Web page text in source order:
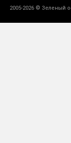
2005-2026 © Зеленый